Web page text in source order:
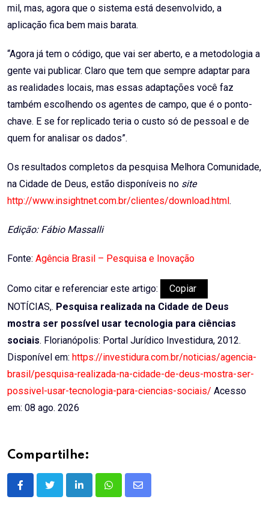
mil, mas, agora que o sistema está desenvolvido, a
aplicação fica bem mais barata.
“Agora já tem o código, que vai ser aberto, e a metodologia a
gente vai publicar. Claro que tem que sempre adaptar para
as realidades locais, mas essas adaptações você faz
também escolhendo os agentes de campo, que é o ponto-
chave. E se for replicado teria o custo só de pessoal e de
quem for analisar os dados”.
Os resultados completos da pesquisa Melhora Comunidade,
na Cidade de Deus, estão disponíveis no site
http://www.insightnet.com.br/clientes/download.html .
Edição: Fábio Massalli
Fonte: Agência Brasil – Pesquisa e Inovação
Como citar e referenciar este artigo:
Copiar
NOTÍCIAS,. Pesquisa realizada na Cidade de Deus
mostra ser possível usar tecnologia para ciências
sociais. Florianópolis: Portal Jurídico Investidura, 2012.
Disponível em: https://investidura.com.br/noticias/agencia-
brasil/pesquisa-realizada-na-cidade-de-deus-mostra-ser-
possivel-usar-tecnologia-para-ciencias-sociais/ Acesso
em: 08 ago. 2026
Compartilhe:
LinkedInWhatsappShare